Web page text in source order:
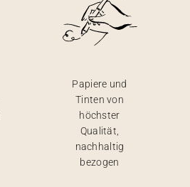
Papiere und
Tinten von
höchster
Qualität,
nachhaltig
bezogen